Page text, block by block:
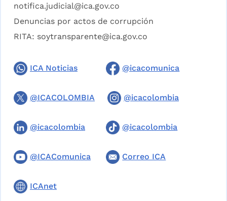
notifica.judicial@ica.gov.co
Denuncias por actos de corrupción
RITA: soytransparente@ica.gov.co
ICA Noticias @icacomunica
@ICACOLOMBIA @icacolombia
@icacolombia @icacolombia
@ICAComunica Correo ICA
ICAnet